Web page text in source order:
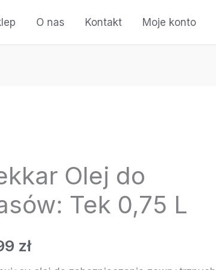
O nas Kontakt Moje konto
Olej do
Tek 0,75 L
zł